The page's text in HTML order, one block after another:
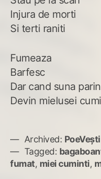
Injura de morti
Si terti raniti
Fumeaza
Barfesc
Dar cand suna
Devin mielusei
Archived: PoeVești
Tagged:
fumat, miei cuminti,